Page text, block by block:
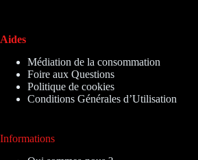
Aides
Médiation de la consommation
Foire aux Questions
Politique de cookies
Conditions Générales d’Utilisation
Informations